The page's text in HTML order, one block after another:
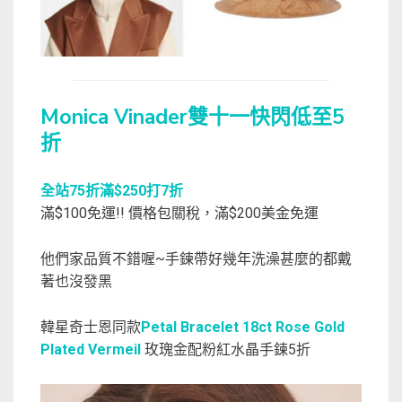
Monica Vinader雙十一快閃低至5
折
全站75折滿$250打7折
滿$100免運!! 價格包關稅，滿$200美金免運
他們家品質不錯喔~手鍊帶好幾年洗澡甚麼的都戴
著也沒發黑
韓星奇士恩同款 Petal Bracelet 18ct Rose Gold
Plated Vermeil 玫瑰金配粉紅水晶手鍊5折